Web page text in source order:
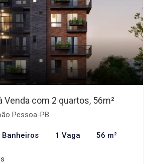
Venda com 2 quartos, 56m²
Pessoa-PB
Banheiros 1 Vaga 56 m²